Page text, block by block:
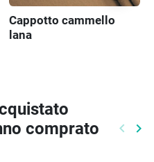
Cappotto cammello
lana
comprato
keyboard_arrow_left keyboard_arrow_right